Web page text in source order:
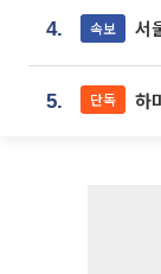
4. 속보 서
5. 단독 하